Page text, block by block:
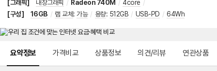
[그래픽]
내장그래픽 / Radeon 740M / 4core /
[구성]
16GB / 램 교체: 가능 / 용량: 512GB / USB-PD / 64Wh
요약정보 가격비교 상품정보 의견/리뷰 연관상품